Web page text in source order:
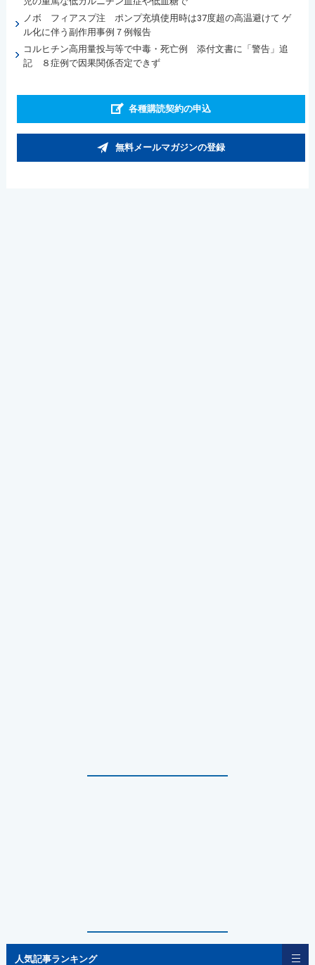
ノボ フィアスプ注 ポンプ充填使用時は37度超の高温避けて ゲ
ル化に伴う副作用事例７例報告
コルヒチン高用量投与等で中毒・死亡例 添付文書に「警告」追
記 ８症例で因果関係否定できず
各種購読契約の申込
無料メールマガジンの登録
人気記事ランキング